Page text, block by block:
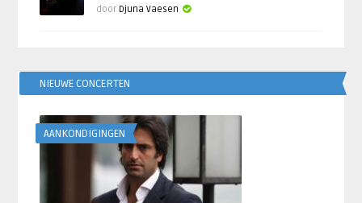
door Djuna Vaesen
NIEUWE CONCERTEN
AANKONDIGINGEN